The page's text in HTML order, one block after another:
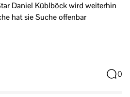
Daniel Küblböck wird weiterhin
hat sie Suche offenbar
0